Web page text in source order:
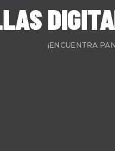
¡ENCUENTRA